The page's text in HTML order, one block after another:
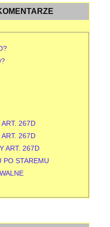
267D
267D
ART. 267D
PO STAREMU